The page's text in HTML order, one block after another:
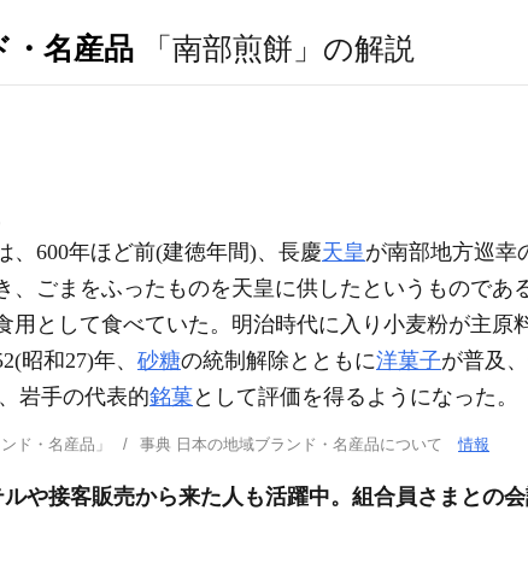
・名産品 「南部煎餅」の解説
、600年ほど前(建徳年間)、長慶天皇が南部地方巡幸
ごまをふったものを天皇に供したというものであ
用として食べていた。明治時代に入り小麦粉が主原
昭和27)年、 砂糖の統制解除とともに洋菓子が普及
岩手の代表的銘菓として評価を得るようになった。
ド・名産品」 事典 日本の地域ブランド・名産品について情報
や接客販売から来た人も活躍中。組合員さまとの